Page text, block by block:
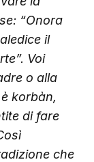
“Onora
il
Voi
o alla
korbàn,
di fare
che